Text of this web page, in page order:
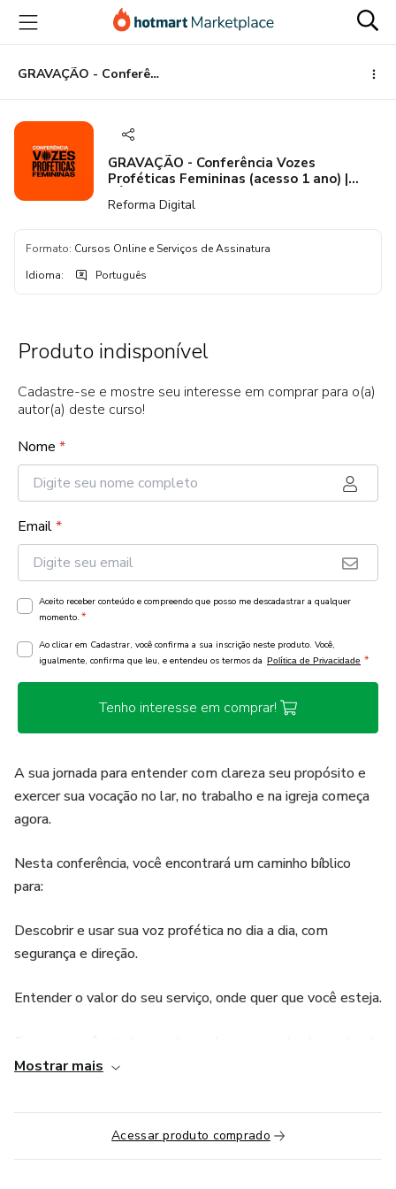
para
conteúdo
principal
para
pagamento
para
rodapé
GRAVAÇÃO - Conferência Vozes Proféticas Femininas (acesso 1 ano) | FÁBIO COELHO
GRAVAÇÃO - Conferência Vozes
Proféticas Femininas (acesso 1 ano) |
Reforma Digital
Formato: Cursos Online e Serviços de Assinatura
Idioma: Português
Produto indisponível
Cadastre-se e mostre seu interesse em comprar para o(a)
autor(a) deste curso!
Nome *
Email*
Aceito receber conteúdo e compreendo que posso me descadastrar a qualquer
momento. *
Ao clicar em Cadastrar, você confirma a sua inscrição neste produto. Você,
igualmente, confirma que leu, e entendeu os termos da Política de Privacidade *
Tenho interesse em comprar!
A sua jornada para entender com clareza seu propósito e
exercer sua vocação no lar, no trabalho e na igreja começa
agora.
Nesta conferência, você encontrará um caminho bíblico
para:
Descobrir e usar sua voz profética no dia a dia, com
segurança e direção.
Entender o valor do seu serviço, onde quer que você esteja.
Jesus que prepara o caminho para a Sua volta.
Receber o encorajamento e a afirmação de líderes que
entendem e valorizam o ministério feminino.
Mostrar mais
Acessar produto comprado